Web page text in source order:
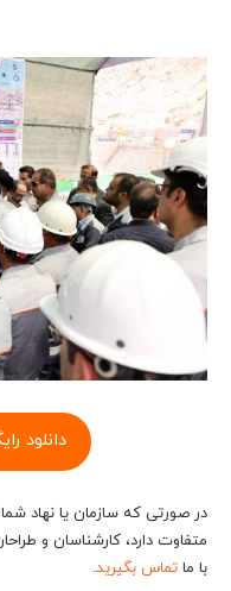
دانلود
در صورتی که سازمان یا نهاد
با ما تماس بگیرید.